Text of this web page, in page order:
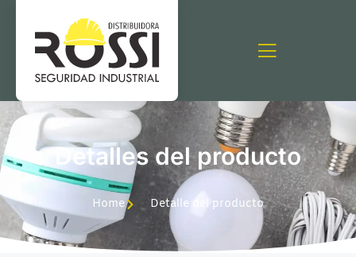
Detalles del producto
Home Detalle del producto